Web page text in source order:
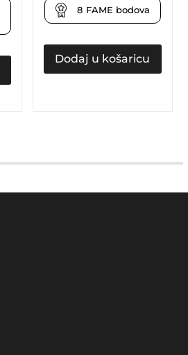
8 FAME bodova
Dodaj u košaricu